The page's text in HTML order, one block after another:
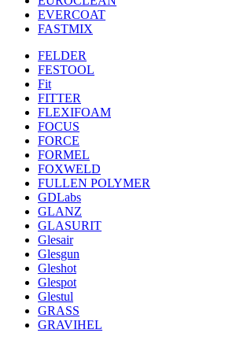
EVERCOAT
FASTMIX
FELDER
FESTOOL
Fit
FITTER
FLEXIFOAM
FOCUS
FORCE
FORMEL
FOXWELD
FULLEN POLYMER
GDLabs
GLANZ
GLASURIT
Glesair
Glesgun
Gleshot
Glespot
Glestul
GRASS
GRAVIHEL